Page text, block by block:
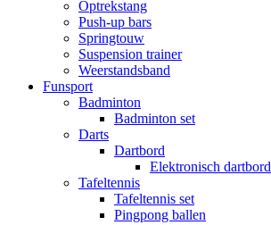
Optrekstang
Push-up bars
Springtouw
Suspension trainer
Weerstandsband
Funsport
Badminton
Badminton set
Darts
Dartbord
Elektronisch dartbord
Tafeltennis
Tafeltennis set
Pingpong ballen